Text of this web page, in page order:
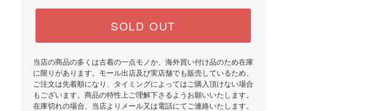
SOLD OUT
当店の商品の多くは古着の一点モノか、海外買い付け品のため在庫
に限りがあります。モール出店及び実店舗でも販売しているため、
ご注文は先着順になり、タイミングによってはご購入頂けない場合
もございます。商品の特性上ご理解下さるようお願いいたします。
在庫切れの場合、当店よりメール又は電話にてご連絡いたします。